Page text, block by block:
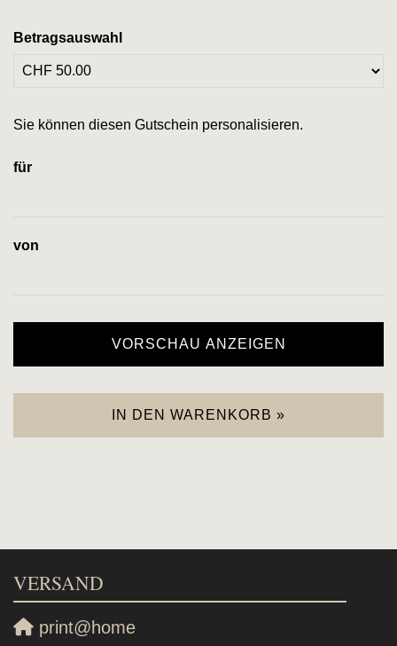
Betragsauswahl
Sie können diesen Gutschein personalisieren.
für
von
VORSCHAU ANZEIGEN
IN DEN WARENKORB »
VERSAND
print@home